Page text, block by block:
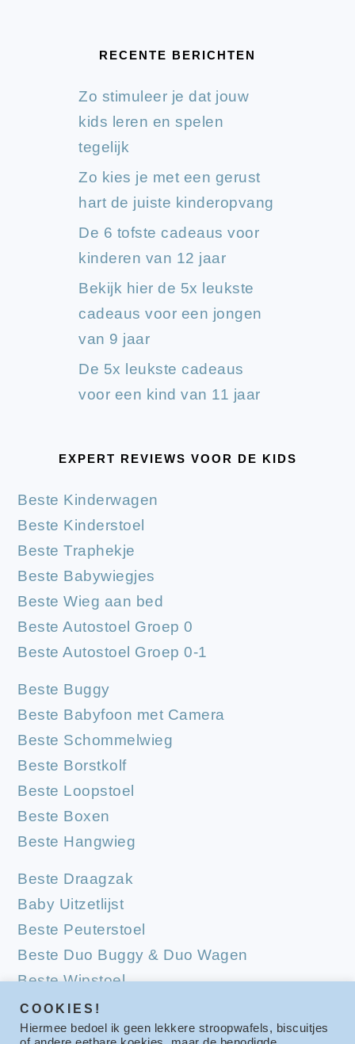
RECENTE BERICHTEN
Zo stimuleer je dat jouw
kids leren en spelen
tegelijk
Zo kies je met een gerust
hart de juiste kinderopvang
De 6 tofste cadeaus voor
kinderen van 12 jaar
Bekijk hier de 5x leukste
cadeaus voor een jongen
van 9 jaar
De 5x leukste cadeaus
voor een kind van 11 jaar
EXPERT REVIEWS VOOR DE KIDS
Beste Kinderwagen
Beste Kinderstoel
Beste Traphekje
Beste Babywiegjes
Beste Wieg aan bed
Beste Autostoel Groep 0
Beste Autostoel Groep 0-1
Beste Buggy
Beste Babyfoon met Camera
Beste Schommelwieg
Beste Borstkolf
Beste Loopstoel
Beste Boxen
Beste Hangwieg
Beste Draagzak
Baby Uitzetlijst
Beste Peuterstoel
Beste Duo Buggy & Duo Wagen
Beste Wipstoel
Beste Campingbedjes
Beste Babymatrassen
COOKIES!
Hiermee bedoel ik geen lekkere stroopwafels, biscuitjes